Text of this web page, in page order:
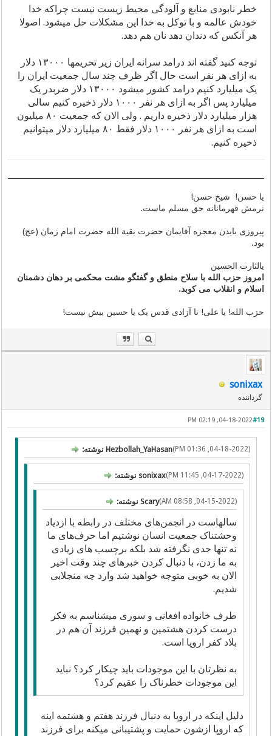
خطر نابودی منابع و آلودگی محیط زیست نیست چراکه خدا
خودش عالمه و با توکل به خدا این مشکلات حل میشود. اصولا
هر آنکس که دندان دهد نان هم دهد.
توجه کنید گفته اند درامد سرانه ایران زیر تحریمها ۱۳۰۰۰ دلار
به ازای هر نفر است حال اگر ظرف چند سال جمعیت ایران را
یک میلیارد کنیم درامد کشور میشود ۱۳۰۰۰ دلار ضربدر یک
میلیارد پس اگر به ازای هر نفر ۱۰۰۰ دلار ذخیره کنیم سالی
هزار میلیارد دلار ذخیره داریم . ولی الان که جمعیت ۸۰ میلیون
است به ازای هر نفر ۱۰۰۰ دلار فقط ۸۰ میلیارد دلار میتوانیم
ذخیره کنیم.
یا حسن! شیخ حسن!
نرمش قهرمانانه حق مسلم ماست.
پیروزی بایدن معجزه آقایمان حضرت بقیة الله حضرت امام زمان (عج)
بود.
یالثارت الحسین
امروز حزب الله با سلاح منطق و گفتگو مشت محکمی بر دهان دشمنان
اسلام و انقلاب می کوبد.
حزب الله! یا علی! تا آزادی قدس یک یا حسین بیش نیست!
sonixax
گرداننده
#19
04-18-2022, 02:19 PM
(04-18-2022, 01:36 PM) Hezbollah_YaHasan نوشته:
(04-17-2022, 11:45 PM) sonixax نوشته:
(04-15-2022, 08:58 AM) Scary نوشته:
سالهاست در انجمن‌های مختلف در رابطه با ازدیاد
وحشتناک جمعیت انسان نوشتیم اما حرف‌های ما
نه تنها جدی نگرفته شد بلکه برچسب های زیادی
به ما زدن، با دنبال کردن خبرهای چند وقت اخیر
الان به خوبی متوجه خواهید شد وارد چه منجلابی
شدیم.
طرف خانواده افغانی و سوری میشناسم به فکر
درست کردن هشتمین و نهمین فرزند آن هم در
بلاد کفر اروپا است.
به نظرتان با این موجودات باید چیکار کرد؟ نباید
این موجودات خطرناک را عقیم کرد؟
دلیل اینکه در اروپا به دنبال فرزند هفتم و هشتمه اینه
که اروپا ازشون حمایت و پشتیبانی میکنه برای فرزند